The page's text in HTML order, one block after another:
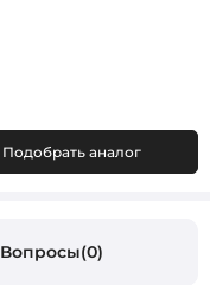
Подобрать аналог
Вопросы(0)